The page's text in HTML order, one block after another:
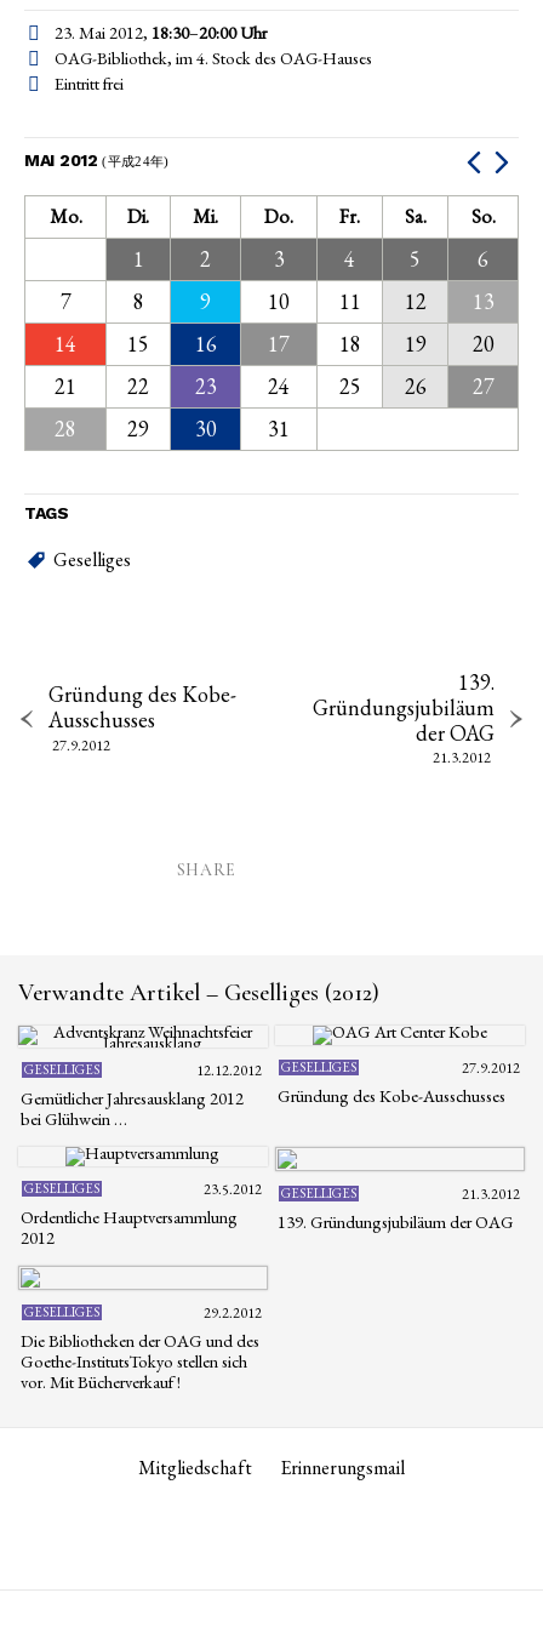
23. Mai 2012, 18:30–20:00Uhr
OAG-Bibliothek, im 4. Stock des OAG-Hauses
Eintritt frei
MAI 2012(平成24年)
Mo. Di. Mi. Do. Fr. Sa. So.
1 2 3 4 5
6
7
8 9 10 11 12
13
14
15 16 17 18 19
20
21
22 23 24 25 26
27
28
29 30 31
TAGS
Geselliges
Gründung des Kobe-
Ausschusses
27.9.2012
139.
Gründungsjubiläum
der OAG
21.3.2012
SHARE
Verwandte Artikel – Geselliges (2012)
GESELLIGES 12.12.2012
Gemütlicher Jahresausklang 2012
bei Glühwein …
GESELLIGES 27.9.2012
Gründung des Kobe-Ausschusses
GESELLIGES 23.5.2012
Ordentliche Hauptversammlung
2012
GESELLIGES 21.3.2012
139. Gründungsjubiläum der OAG
GESELLIGES 29.2.2012
Die Bibliotheken der OAG und des
Goethe-InstitutsTokyo stellen sich
vor. Mit Bücherverkauf !
Mitgliedschaft Erinnerungsmail